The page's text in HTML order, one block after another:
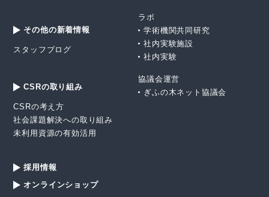
ラボ
学術機関共同研究
社内実験施設
社内実験
協議会運営
ぎふの木ネット協議会
その他の新着情報
スタッフブログ
CSRの取り組み
CSRの考え方
社会課題解決への取り組み
未利用資源の有効活用
採用情報
オンラインショップ